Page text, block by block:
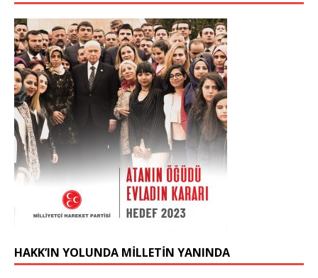
HAKK’IN YOLUNDA MİLLETİN YANINDA